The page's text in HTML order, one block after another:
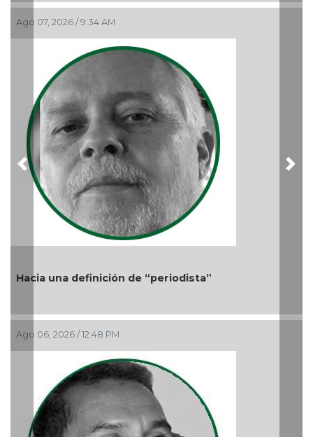
El debate de la Protección de los
Ago 05, 2026 / 11:33 AM
Más cambios en el gobierno de AVA